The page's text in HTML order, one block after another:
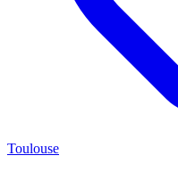
Toulouse